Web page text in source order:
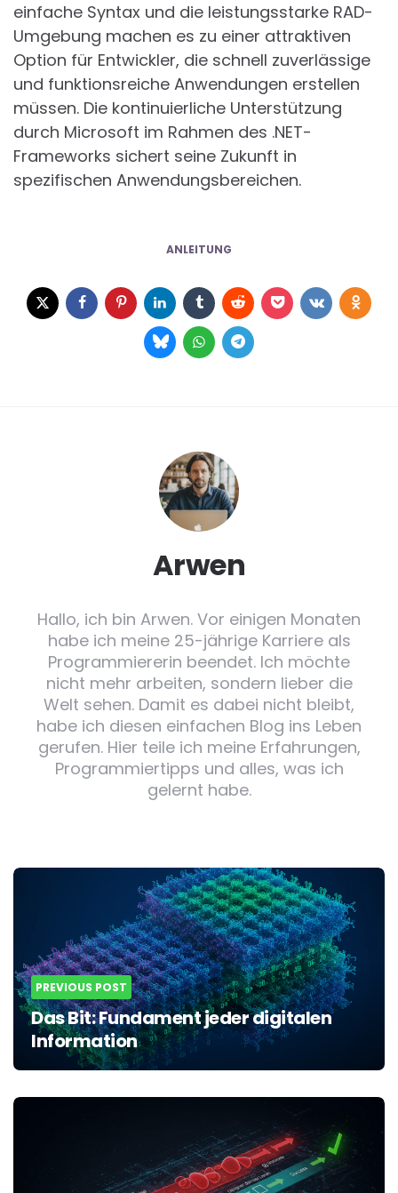
einfache Syntax und die leistungsstarke RAD-
Umgebung machen es zu einer attraktiven
Option für Entwickler, die schnell zuverlässige
und funktionsreiche Anwendungen erstellen
müssen. Die kontinuierliche Unterstützung
durch Microsoft im Rahmen des .NET-
Frameworks sichert seine Zukunft in
spezifischen Anwendungsbereichen.
ANLEITUNG
Arwen
Hallo, ich bin Arwen. Vor einigen Monaten
habe ich meine 25-jährige Karriere als
Programmiererin beendet. Ich möchte
nicht mehr arbeiten, sondern lieber die
Welt sehen. Damit es dabei nicht bleibt,
habe ich diesen einfachen Blog ins Leben
gerufen. Hier teile ich meine Erfahrungen,
Programmiertipps und alles, was ich
gelernt habe.
Post
navigation
PREVIOUS POST
Das Bit: Fundament jeder digitalen
Information